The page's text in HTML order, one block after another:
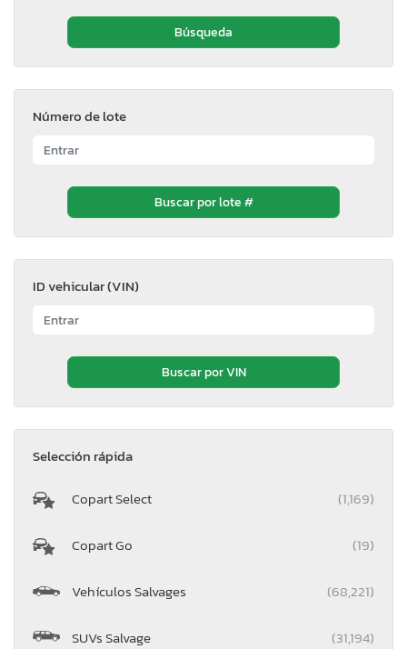
Número de lote
ID vehicular (VIN)
Selección rápida
Copart Select (1,169)
Copart Go (19)
Vehículos Salvages (68,221)
SUVs Salvage (31,194)